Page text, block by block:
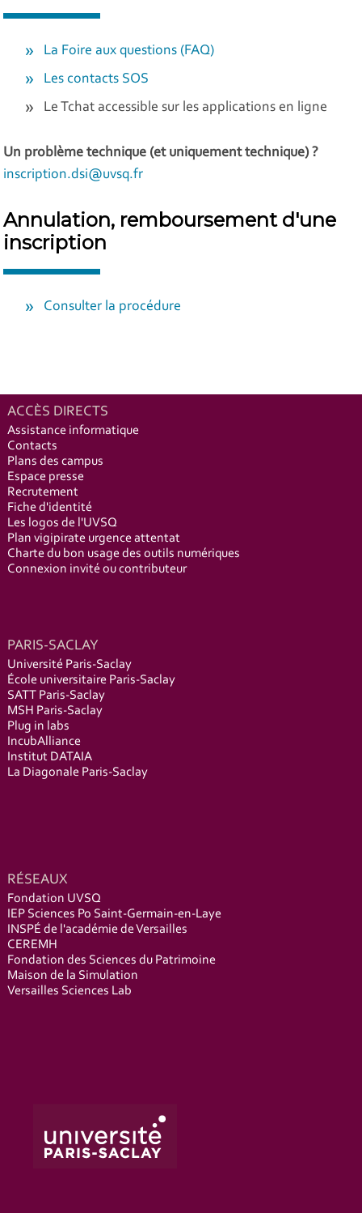
La Foire aux questions (FAQ)
Les contacts SOS
Le Tchat accessible sur les applications en ligne
Un problème technique (et uniquement technique) ?
inscription.dsi@uvsq.fr
Annulation, remboursement d'une
inscription
Consulter la procédure
ACCÈS DIRECTS
Assistance informatique
Contacts
Plans des campus
Espace presse
Recrutement
Fiche d'identité
Les logos de l'UVSQ
Plan vigipirate urgence attentat
Charte du bon usage des outils numériques
Connexion invité ou contributeur
PARIS-SACLAY
Université Paris-Saclay
École universitaire Paris-Saclay
SATT Paris-Saclay
MSH Paris-Saclay
Plug in labs
IncubAlliance
Institut DATAIA
La Diagonale Paris-Saclay
RÉSEAUX
Fondation UVSQ
IEP Sciences Po Saint-Germain-en-Laye
INSPÉ de l'académie de Versailles
CEREMH
Fondation des Sciences du Patrimoine
Maison de la Simulation
Versailles Sciences Lab